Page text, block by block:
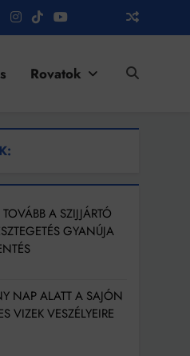
Rovatok
A SZIJJÁRTÓ
GYANÚJA
NAP ALATT A SAJÓN
VIZEK VESZÉLYEIRE